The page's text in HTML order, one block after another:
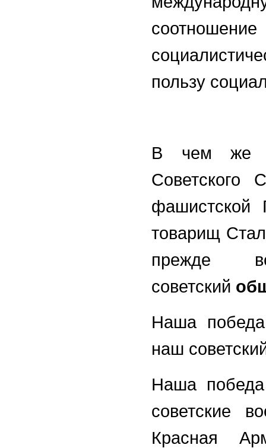
пользу
В чем же
Советского
фашистской
товарищ
прежде
советский
Наша победа
наш
Наша победа
советские
Красная